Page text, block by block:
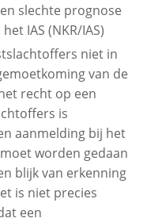
slechte prognose
IAS (NKR/IAS)
niet in
van de
recht op een
is
aanmelding bij het
worden gedaan
blijk van erkenning
is niet precies
een